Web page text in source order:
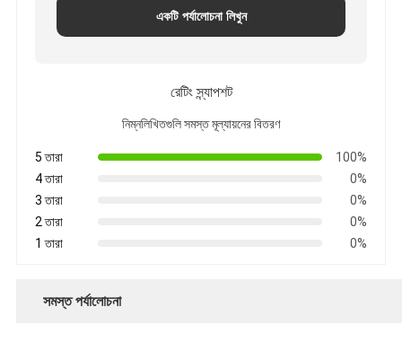
একটি পর্যালোচনা লিখুন
রেটিং স্ন্যাপশট
নিম্নলিখিতগুলি সমস্ত মূল্যায়নের বিতরণ
5 তারা
100%
4 তারা
0%
3 তারা
0%
2 তারা
0%
1 তারা
0%
সমস্ত পর্যালোচনা